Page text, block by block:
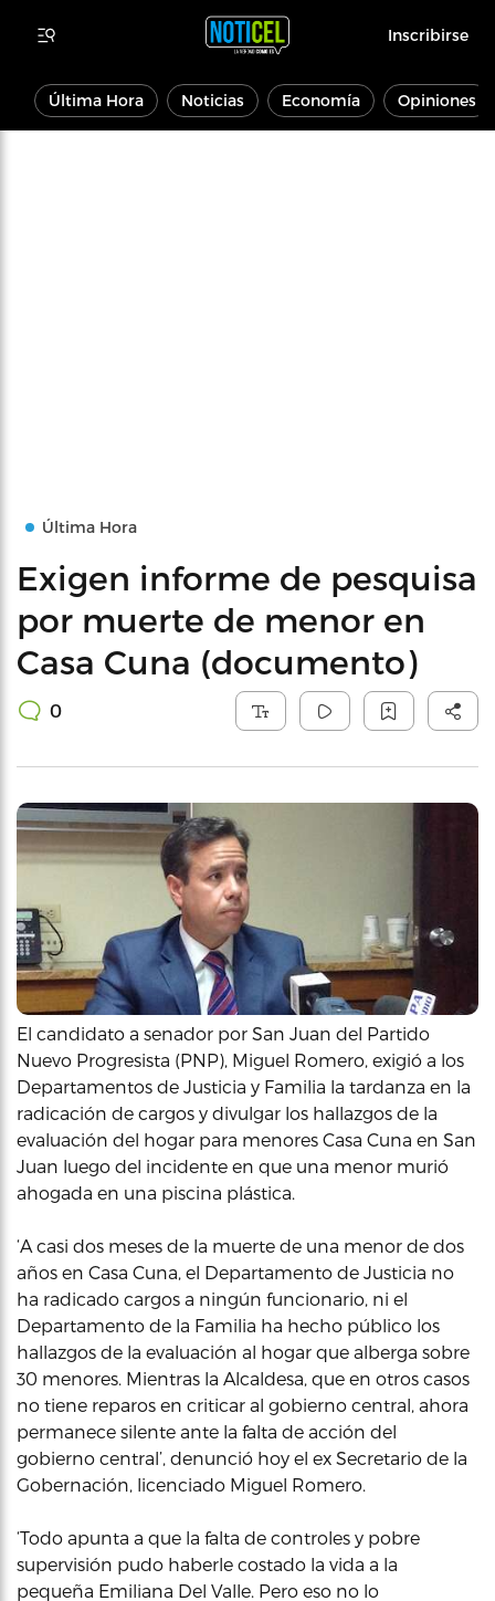
Inscribirse
Última Hora Noticias Economía Opiniones
Última Hora
Exigen informe de pesquisa
por muerte de menor en
Casa Cuna (documento)
0
El candidato a senador por San Juan del Partido
Nuevo Progresista (PNP), Miguel Romero, exigió a los
Departamentos de Justicia y Familia la tardanza en la
radicación de cargos y divulgar los hallazgos de la
evaluación del hogar para menores Casa Cuna en San
Juan luego del incidente en que una menor murió
ahogada en una piscina plástica.
‘A casi dos meses de la muerte de una menor de dos
años en Casa Cuna, el Departamento de Justicia no
ha radicado cargos a ningún funcionario, ni el
Departamento de la Familia ha hecho público los
hallazgos de la evaluación al hogar que alberga sobre
30 menores. Mientras la Alcaldesa, que en otros casos
no tiene reparos en criticar al gobierno central, ahora
permanece silente ante la falta de acción del
gobierno central’, denunció hoy el ex Secretario de la
Gobernación, licenciado Miguel Romero.
‘Todo apunta a que la falta de controles y pobre
supervisión pudo haberle costado la vida a la
pequeña Emiliana Del Valle. Pero eso no lo